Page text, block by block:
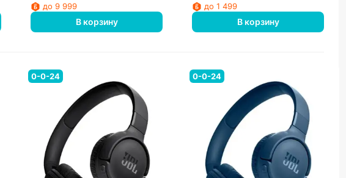
до 9 999
В корзину
до 1 499
В корзину
0-0-24 0-0-24